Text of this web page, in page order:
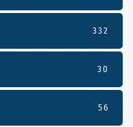
332
30
56